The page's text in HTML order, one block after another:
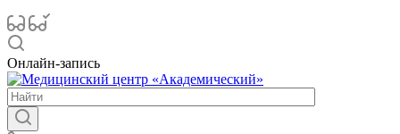
Онлайн-запись